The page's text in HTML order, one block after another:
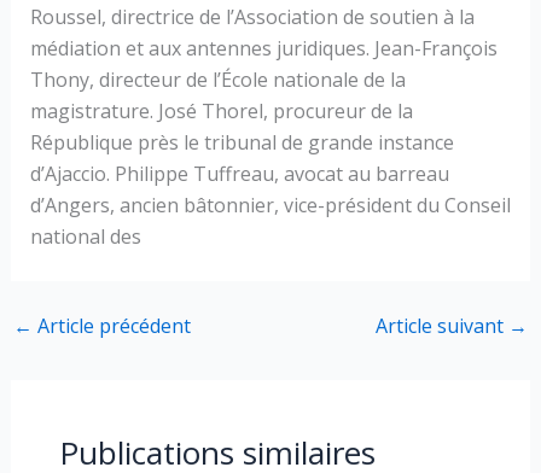
Roussel, directrice de l’Association de soutien à la
médiation et aux antennes juridiques. Jean-François
Thony, directeur de l’École nationale de la
magistrature. José Thorel, procureur de la
République près le tribunal de grande instance
d’Ajaccio. Philippe Tuffreau, avocat au barreau
d’Angers, ancien bâtonnier, vice-président du Conseil
national des
← Article précédent Article suivant →
Publications similaires